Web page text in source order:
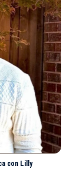
con Lilly